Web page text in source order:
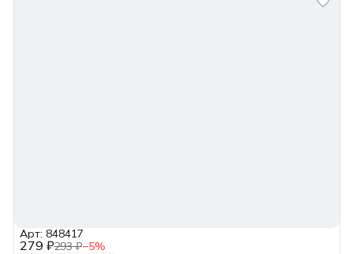
279 ₽293 ₽−5%
Арт: 848417